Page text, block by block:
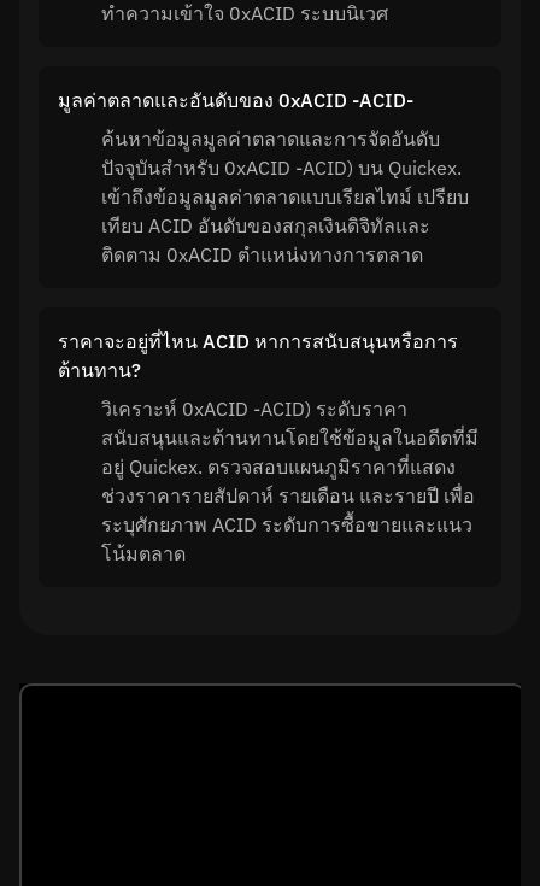
ทำความเข้าใจ 0xACID ระบบนิเวศ
มูลค่าตลาดและอันดับของ 0xACID -ACID-
ค้นหาข้อมูลมูลค่าตลาดและการจัดอันดับ
ปัจจุบันสำหรับ 0xACID -ACID) บน Quickex.
เข้าถึงข้อมูลมูลค่าตลาดแบบเรียลไทม์ เปรียบ
เทียบ ACID อันดับของสกุลเงินดิจิทัลและ
ติดตาม 0xACID ตำแหน่งทางการตลาด
ราคาจะอยู่ที่ไหน ACID หาการสนับสนุนหรือการ
ต้านทาน?
วิเคราะห์ 0xACID -ACID) ระดับราคา
สนับสนุนและต้านทานโดยใช้ข้อมูลในอดีตที่มี
อยู่ Quickex. ตรวจสอบแผนภูมิราคาที่แสดง
ช่วงราคารายสัปดาห์ รายเดือน และรายปี เพื่อ
ระบุศักยภาพ ACID ระดับการซื้อขายและแนว
โน้มตลาด